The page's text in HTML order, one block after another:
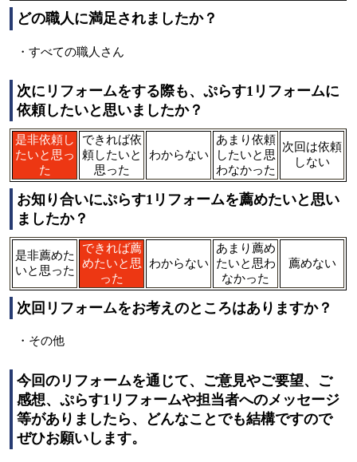
どの職人に満足されましたか？
・すべての職人さん
次にリフォームをする際も、ぷらす1リフォームに
依頼したいと思いましたか？
是非依頼し
たいと思っ
た
できれば依
頼したいと
思った
わからない
あまり依頼
したいと思
わなかった
次回は依頼
しない
お知り合いにぷらす1リフォームを薦めたいと思い
ましたか？
是非薦めた
いと思った
できれば薦
めたいと思
った
わからない
あまり薦め
たいと思わ
なかった
薦めない
次回リフォームをお考えのところはありますか？
・その他
今回のリフォームを通じて、ご意見やご要望、ご
感想、ぷらす1リフォームや担当者へのメッセージ
等がありましたら、どんなことでも結構ですので
ぜひお願いします。